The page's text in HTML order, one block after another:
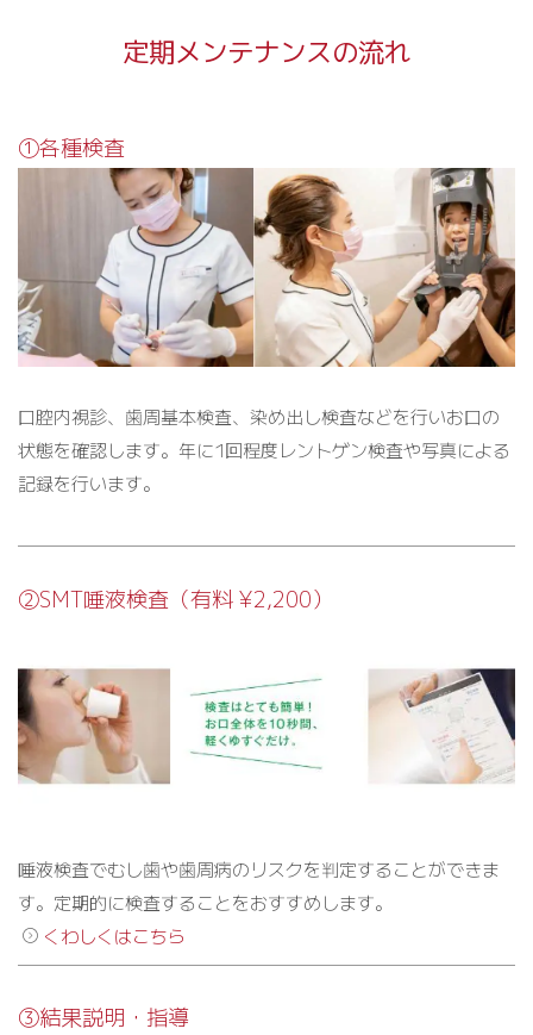
定期メンテナンスの流れ
①各種検査
口腔内視診、歯周基本検査、染め出し検査などを行いお口の
状態を確認します。年に1回程度レントゲン検査や写真による
記録を行います。
②SMT唾液検査（有料 ¥2,200）
唾液検査でむし歯や歯周病のリスクを判定することができま
す。定期的に検査することをおすすめします。
くわしくはこちら
③結果説明・指導